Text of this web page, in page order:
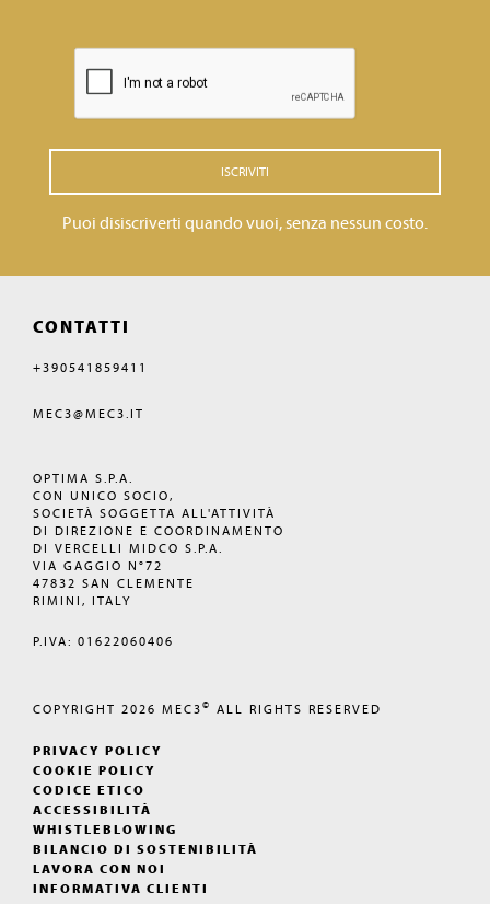
ISCRIVITI
Puoi disiscriverti quando vuoi, senza nessun costo.
CONTATTI
+390541859411
MEC3@MEC3.IT
OPTIMA S.P.A.
CON UNICO SOCIO,
SOCIETÀ SOGGETTA ALL'ATTIVITÀ
DI DIREZIONE E COORDINAMENTO
DI VERCELLI MIDCO S.P.A.
VIA GAGGIO N°72
47832 SAN CLEMENTE
RIMINI, ITALY
P.IVA: 01622060406
COPYRIGHT 2026 MEC3© ALL RIGHTS RESERVED
PRIVACY POLICY
COOKIE POLICY
CODICE ETICO
ACCESSIBILITÀ
WHISTLEBLOWING
BILANCIO DI SOSTENIBILITÀ
LAVORA CON NOI
INFORMATIVA CLIENTI